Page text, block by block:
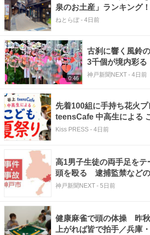
泉のお土産」ランキング
じゅう（和菓子工坊 あり
ねとらぼ- 4日前
0:46
古刹に響く風鈴
3千個が境内彩
明寺
神戸新聞NEXT - 4日前
先着100組に手持ち花火
teensCafe 中高生による
戸市
Kiss PRESS - 4日前
高1男子生徒の両手足をテ
頭を殴る 逮捕監禁など
捕 神戸
神戸新聞NEXT - 5日前
健康麻雀で頭の体操 昨
上がれば皆で拍手／兵庫